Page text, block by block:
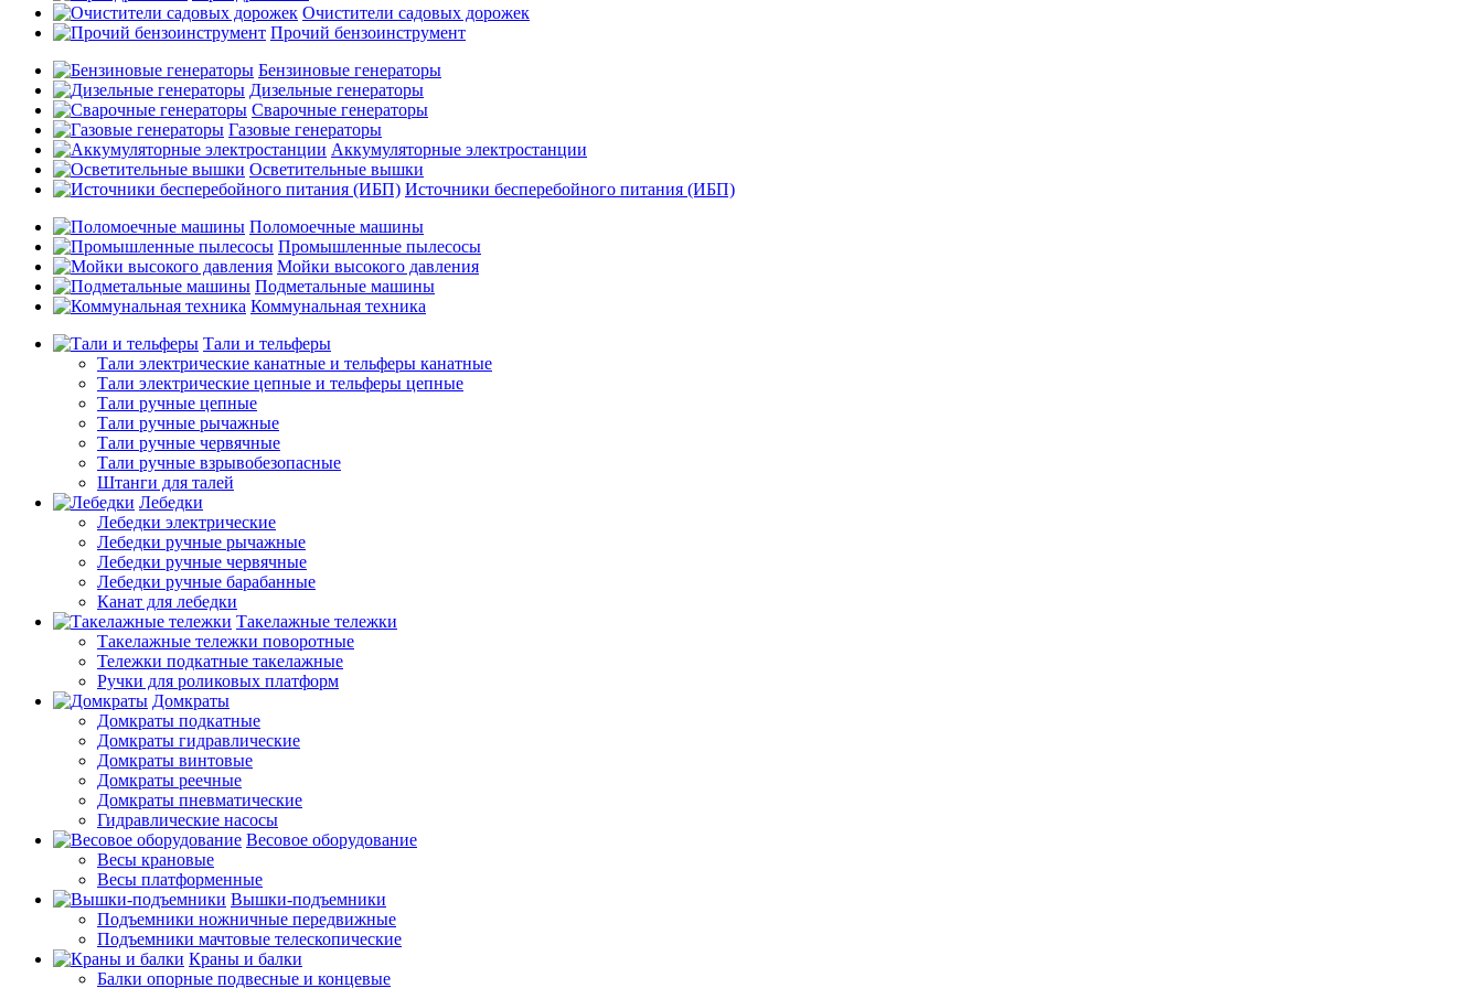
Очистители садовых дорожек
Прочий бензоинструмент
Бензиновые генераторы
Дизельные генераторы
Сварочные генераторы
Газовые генераторы
Аккумуляторные электростанции
Осветительные вышки
Источники бесперебойного питания (ИБП)
Поломоечные машины
Промышленные пылесосы
Мойки высокого давления
Подметальные машины
Коммунальная техника
Тали и тельферы
Тали электрические канатные и тельферы канатные
Тали электрические цепные и тельферы цепные
Тали ручные цепные
Тали ручные рычажные
Тали ручные червячные
Тали ручные взрывобезопасные
Штанги для талей
Лебедки
Лебедки электрические
Лебедки ручные рычажные
Лебедки ручные червячные
Лебедки ручные барабанные
Канат для лебедки
Такелажные тележки
Такелажные тележки поворотные
Тележки подкатные такелажные
Ручки для роликовых платформ
Домкраты
Домкраты подкатные
Домкраты гидравлические
Домкраты винтовые
Домкраты реечные
Домкраты пневматические
Гидравлические насосы
Весовое оборудование
Весы крановые
Весы платформенные
Вышки-подъемники
Подъемники ножничные передвижные
Подъемники мачтовые телескопические
Краны и балки
Балки опорные подвесные и концевые